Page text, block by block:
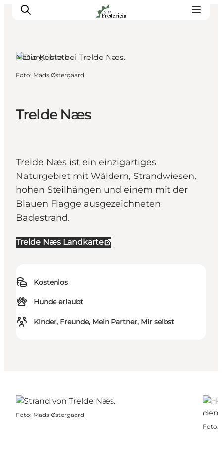
Restaurants
Trelde Næs
Trelde Næs ist ein einzigartiges
Naturgebiet mit Wäldern, Strandwiesen,
hohen Steilhängen und einem mit der
Blauen Flagge ausgezeichneten
Badestrand.
Trelde Næs Landkarte
Kostenlos
Hunde erlaubt
Kinder, Freunde, Mein Partner, Mir selbst
Naturgebiete
Foto: Mads Østergaard
Foto: Mads Østergaard
Foto: